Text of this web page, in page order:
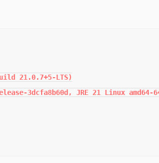
21.0.7+5-LTS)
3dcfa8b60d, JRE 21 Linux amd64-